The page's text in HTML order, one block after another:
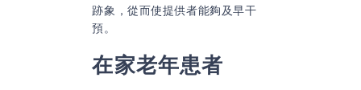
跡象，從而使提供者能夠及早干
預。
在家老年患者